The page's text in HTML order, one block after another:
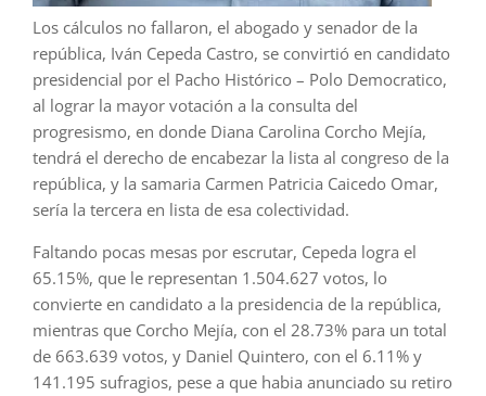
Los cálculos no fallaron, el abogado y senador de la
república, Iván Cepeda Castro, se convirtió en candidato
presidencial por el Pacho Histórico – Polo Democratico,
al lograr la mayor votación a la consulta del
progresismo, en donde Diana Carolina Corcho Mejía,
tendrá el derecho de encabezar la lista al congreso de la
república, y la samaria Carmen Patricia Caicedo Omar,
sería la tercera en lista de esa colectividad.
Faltando pocas mesas por escrutar, Cepeda logra el
65.15%, que le representan 1.504.627 votos, lo
convierte en candidato a la presidencia de la república,
mientras que Corcho Mejía, con el 28.73% para un total
de 663.639 votos, y Daniel Quintero, con el 6.11% y
141.195 sufragios, pese a que habia anunciado su retiro